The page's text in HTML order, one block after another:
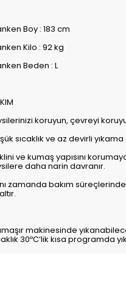
Boy : 183 cm
Kilo : 92 kg
Beden : L
koruyun, çevreyi
sıcaklık ve az devirli
ve kumaş yapısını
daha narin davranır.
zamanda bakım
makinesinde
30ºC’lik kısa programda